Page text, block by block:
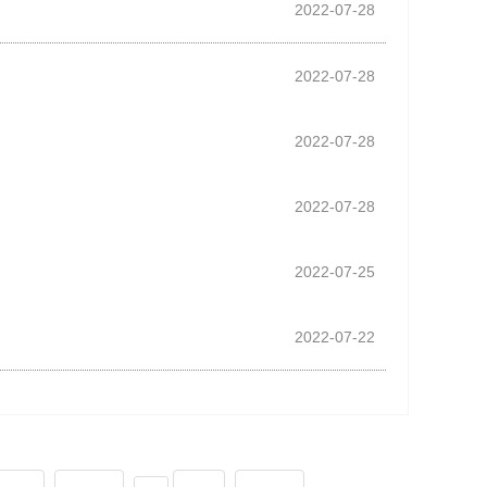
2022-07-28
2022-07-28
2022-07-28
2022-07-28
2022-07-25
2022-07-22